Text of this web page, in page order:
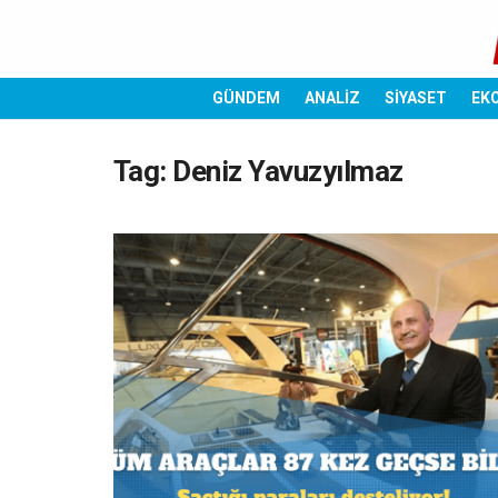
GÜNDEM ANALİZ SİYASET
Tag: Deniz Yavuzyılmaz